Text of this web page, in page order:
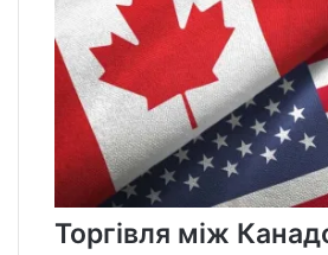
Торгівля між